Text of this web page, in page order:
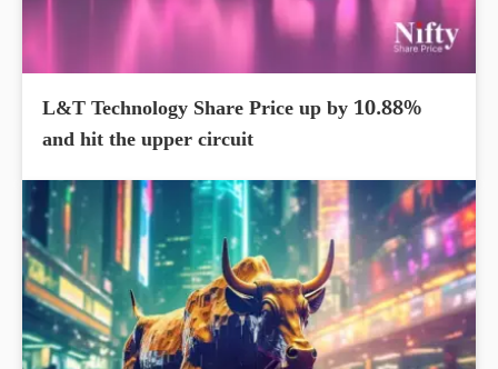
L&T Technology Share Price up by 10.88%
and hit the upper circuit